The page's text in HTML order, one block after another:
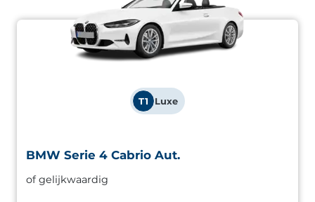
T1 Luxe
BMW Serie 4 Cabrio Aut.
of gelijkwaardig
BMW Serie 4 Cabrio Aut.
Premium cabriolet met luxe afwerking en krachtige